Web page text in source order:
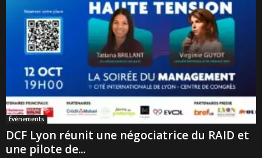
Évènements
DCF Lyon réunit une négociatrice du RAID et
une pilote de...